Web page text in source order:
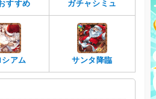
すすめ ガチャシミュ
シアム サンタ降臨